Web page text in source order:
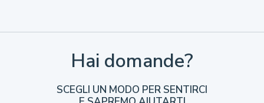
Hai domande?
SCEGLI UN MODO PER SENTIRCI